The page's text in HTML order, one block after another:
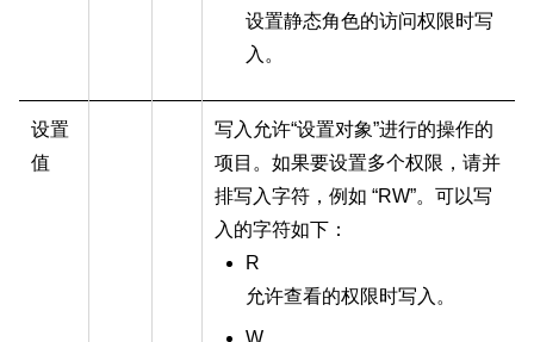
设置静态角色的访问权限时写
入。
设置
值
写入允许“设置对象”进行的操作的
项目。如果要设置多个权限，请并
排写入字符，例如 “RW”。可以写
入的字符如下：
R
允许查看的权限时写入。